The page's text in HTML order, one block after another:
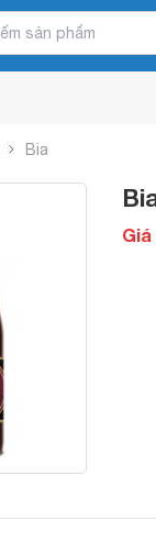
Bia
Giá